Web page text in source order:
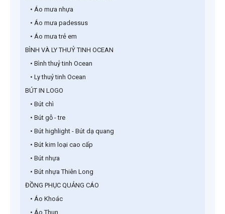
• Áo mưa nhựa
• Áo mưa padessus
• Áo mưa trẻ em
BÌNH VÀ LY THUỶ TINH OCEAN
• Bình thuỷ tinh Ocean
• Ly thuỷ tinh Ocean
BÚT IN LOGO
• Bút chì
• Bút gỗ - tre
• Bút highlight - Bút dạ quang
• Bút kim loại cao cấp
• Bút nhựa
• Bút nhựa Thiên Long
ĐỒNG PHỤC QUẢNG CÁO
• Áo Khoác
• Áo Thun